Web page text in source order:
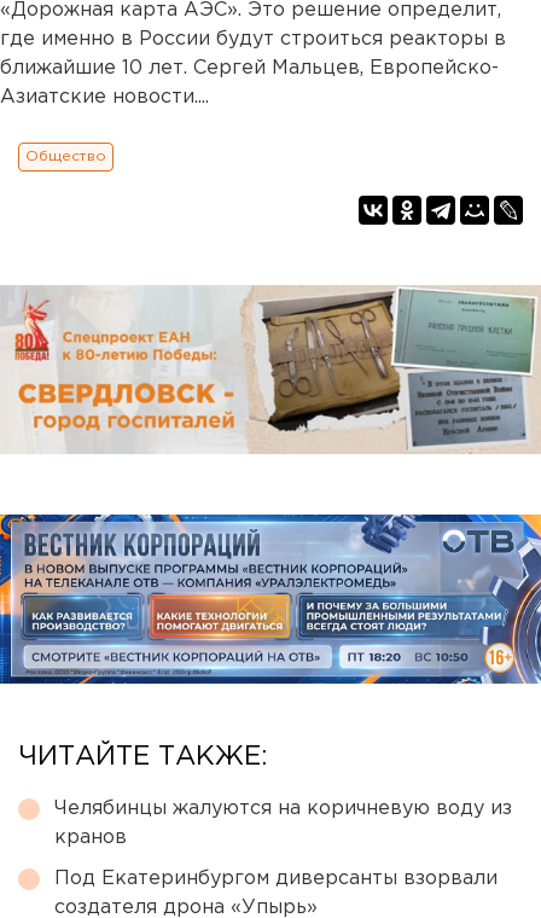
«Дорожная карта АЭС». Это решение определит,
где именно в России будут строиться реакторы в
ближайшие 10 лет. Сергей Мальцев, Европейско-
Азиатские новости....
Общество
ЧИТАЙТЕ ТАКЖЕ:
Челябинцы жалуются на коричневую воду из
кранов
Под Екатеринбургом диверсанты взорвали
создателя дрона «Упырь»